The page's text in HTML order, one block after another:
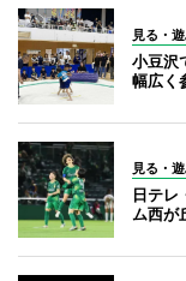
見る・
小豆沢
幅広く
見る・
日テレ
ム西が